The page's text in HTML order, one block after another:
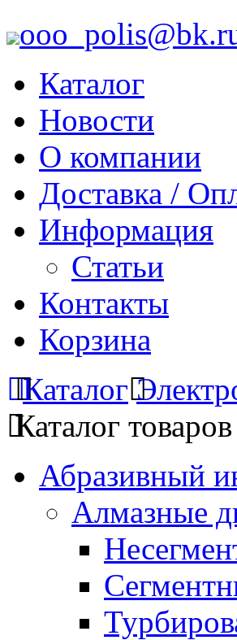
Каталог
Новости
О компании
Доставка /
Информация
Статьи
Контакты
Корзина
Каталог
Каталог товаров
Абразивный
Алмазные